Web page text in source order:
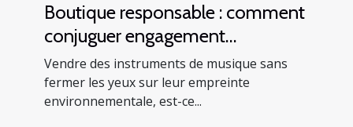
Boutique responsable : comment
conjuguer engagement
écologique et vente
d’instruments
Vendre des instruments de musique sans
fermer les yeux sur leur empreinte
environnementale, est-ce...